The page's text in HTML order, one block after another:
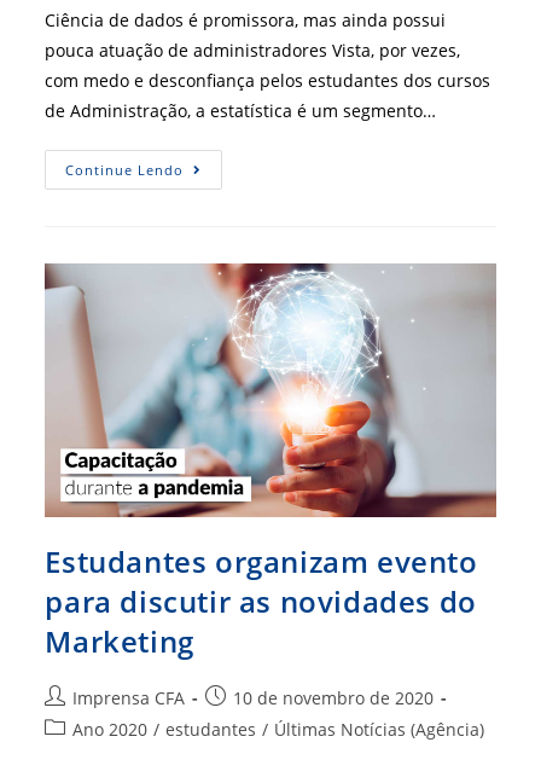
post:
Ciência de dados é promissora, mas ainda possui
pouca atuação de administradores Vista, por vezes,
com medo e desconfiança pelos estudantes dos cursos
de Administração, a estatística é um segmento…
Continue Lendo Estatística
Ainda
ADM
Estudantes organizam evento
para discutir as novidades do
Marketing
Autor
do
Imprensa CFA
Post
publicado:
10 de novembro de 2020
Categoria
Ano 2020 / estudantes / Últimas Notícias (Agência)